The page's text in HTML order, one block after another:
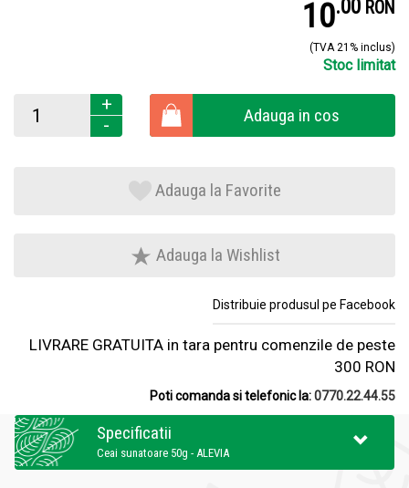
10.0 RON
(TVA 21% inclus)
Stoc limitat
+
-
Adauga in cos
Adauga la Favorite
Adauga la Wishlist
Distribuie produsul pe Facebook
LIVRARE GRATUITA in tara pentru comenzile de peste
300 RON
Poti comanda si telefonic la:0770.22.44.55
Specificatii
Ceai sunatoare 50g - ALEVIA